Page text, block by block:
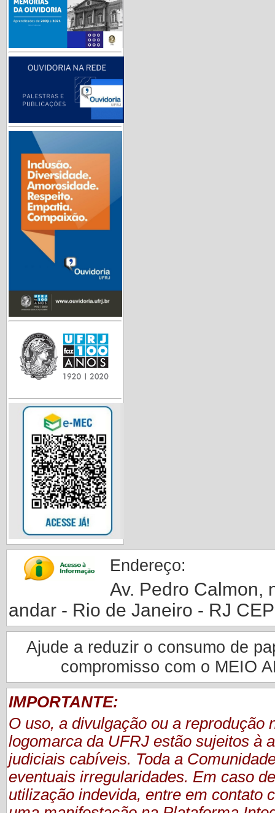
Endereço:
Av. Pedro Calmon,
andar - Rio de Janeiro - RJ
Ajude a reduzir o consumo de
compromisso com o MEIO
IMPORTANTE:
O uso, a divulgação ou a reprodução
logomarca da UFRJ estão sujeitos à
judiciais cabíveis. Toda a
eventuais irregularidades. Em caso
utilização indevida, entre em contato